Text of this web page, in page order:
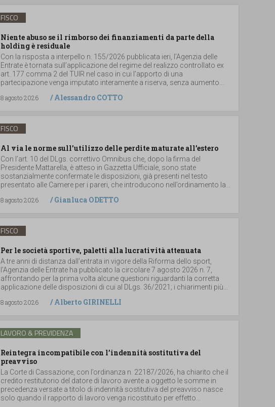
FISCO
Niente abuso se il rimborso dei finanziamenti da parte della
holding è residuale
Con la risposta a interpello n. 155/2026 pubblicata ieri, l’Agenzia delle
Entrate è tornata sull’applicazione del regime del realizzo controllato ex
art. 177 comma 2 del TUIR nel caso in cui l’apporto di una
partecipazione venga imputato interamente a riserva, senza aumento...
8 agosto 2026
/Alessandro COTTO
FISCO
Al via le norme sull’utilizzo delle perdite maturate all’estero
Con l’art. 10 del DLgs. correttivo Omnibus che, dopo la firma del
Presidente Mattarella, è atteso in Gazzetta Ufficiale, sono state
sostanzialmente confermate le disposizioni, già presenti nel testo
presentato alle Camere per i pareri, che introducono nell’ordinamento la...
8 agosto 2026
/Gianluca ODETTO
FISCO
Per le società sportive, paletti alla lucratività attenuata
A tre anni di distanza dall’entrata in vigore della Riforma dello sport,
l’Agenzia delle Entrate ha pubblicato la circolare 7 agosto 2026 n. 7,
affrontando per la prima volta alcune questioni riguardanti la corretta
applicazione delle disposizioni di cui al DLgs. 36/2021; i chiarimenti più...
8 agosto 2026
/Alberto GIRINELLI
LAVORO & PREVIDENZA
Reintegra incompatibile con l’indennità sostitutiva del
preavviso
La Corte di Cassazione, con l’ordinanza n. 22187/2026, ha chiarito che il
credito restitutorio del datore di lavoro avente a oggetto le somme in
precedenza versate a titolo di indennità sostitutiva del preavviso nasce
solo quando il rapporto di lavoro venga ricostituito per effetto...